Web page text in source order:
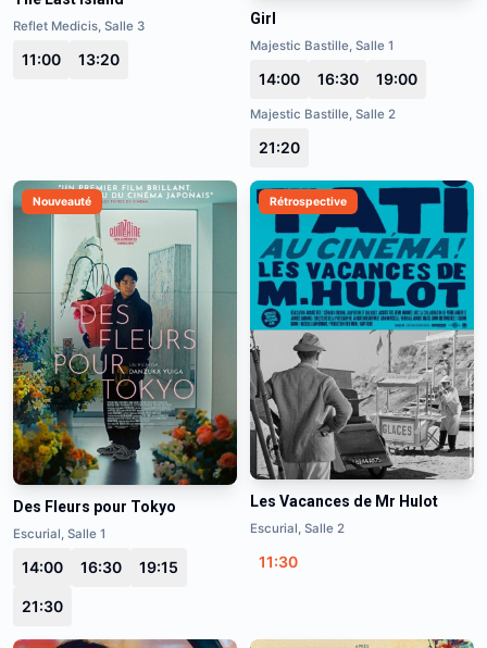
Reflet Medicis, Salle 3
11:00 13:20
Girl
Majestic Bastille, Salle 1
14:00 16:30 19:00
Majestic Bastille, Salle 2
21:20
Nouveauté
Des Fleurs pour Tokyo
Escurial, Salle 1
14:00 16:30 19:15
21:30
Rétrospective
Les Vacances de Mr Hulot
Escurial, Salle 2
11:30